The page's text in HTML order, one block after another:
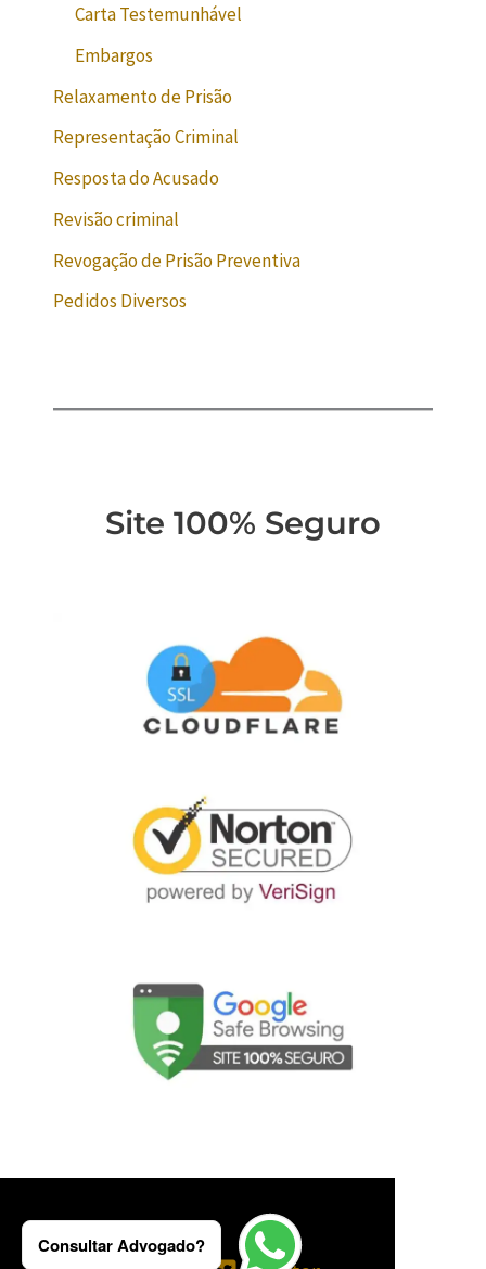
Carta Testemunhável
Embargos
Relaxamento de Prisão
Representação Criminal
Resposta do Acusado
Revisão criminal
Revogação de Prisão Preventiva
Pedidos Diversos
Site 100% Seguro
Consultar Advogado?